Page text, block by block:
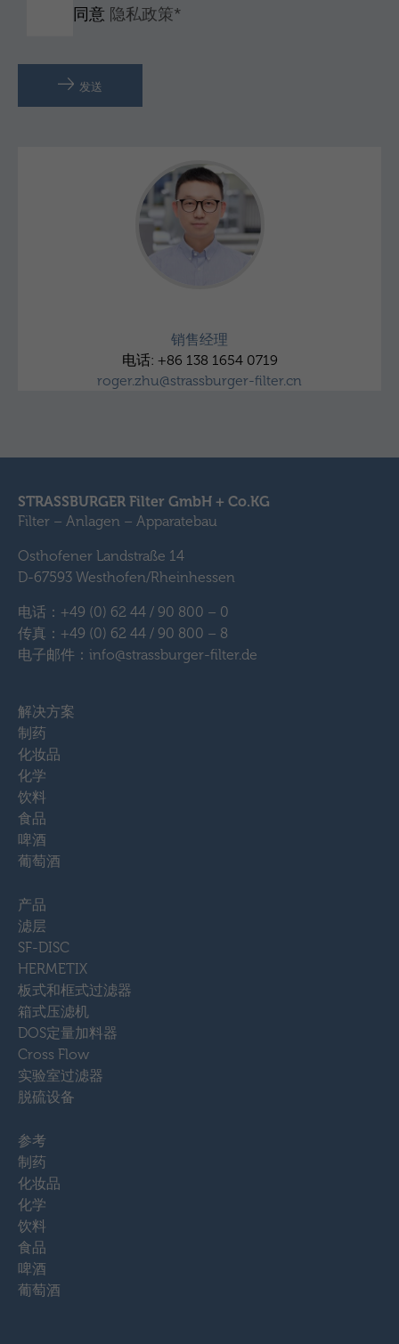
同意 隐私政策*
发送
销售经理
电话: +86 138 1654 0719
roger.zhu@strassburger-filter.cn
STRASSBURGER Filter GmbH + Co.KG
Filter – Anlagen – Apparatebau
Osthofener Landstraße 14
D-67593 Westhofen/Rheinhessen
电话：+49 (0) 62 44 / 90 800 – 0
传真：+49 (0) 62 44 / 90 800 – 8
电子邮件：info@strassburger-filter.de
解决方案
制药
化妆品
化学
饮料
食品
啤酒
葡萄酒
产品
滤层
SF-DISC
HERMETIX
板式和框式过滤器
箱式压滤机
DOS定量加料器
Cross Flow
实验室过滤器
脱硫设备
参考
制药
化妆品
化学
饮料
食品
啤酒
葡萄酒